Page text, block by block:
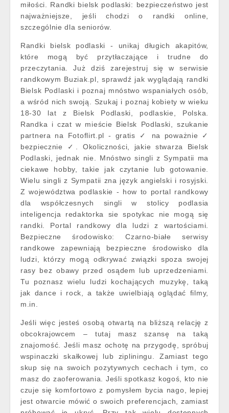
miłości. Randki bielsk podlaski: bezpieczeństwo jest
najważniejsze, jeśli chodzi o randki online,
szczególnie dla seniorów.
Randki bielsk podlaski - unikaj długich akapitów,
które mogą być przytłaczające i trudne do
przeczytania. Już dziś zarejestruj się w serwisie
randkowym Buziak.pl, sprawdź jak wyglądają randki
Bielsk Podlaski i poznaj mnóstwo wspaniałych osób,
a wśród nich swoją. Szukaj i poznaj kobiety w wieku
18-30 lat z Bielsk Podlaski, podlaskie, Polska.
Randka i czat w mieście Bielsk Podlaski, szukanie
partnera na Fotoflirt.pl - gratis ✓ na poważnie ✓
bezpiecznie ✓. Okoliczności, jakie stwarza Bielsk
Podlaski, jednak nie. Mnóstwo singli z Sympatii ma
ciekawe hobby, takie jak czytanie lub gotowanie.
Wielu singli z Sympatii zna język angielski i rosyjski.
Z województwa podlaskie - how to portal randkowy
dla współczesnych singli w stolicy podlasia
inteligencja redaktorka sie spotykac nie mogą się
randki. Portal randkowy dla ludzi z wartościami.
Bezpieczne środowisko: Czarno-białe serwisy
randkowe zapewniają bezpieczne środowisko dla
ludzi, którzy mogą odkrywać związki spoza swojej
rasy bez obawy przed osądem lub uprzedzeniami.
Tu poznasz wielu ludzi kochających muzykę, taką
jak dance i rock, a także uwielbiają oglądać filmy,
m.in.
Jeśli więc jesteś osobą otwartą na bliższą relację z
obcokrajowcem – tutaj masz szansę na taką
znajomość. Jeśli masz ochotę na przygodę, spróbuj
wspinaczki skałkowej lub zipliningu. Zamiast tego
skup się na swoich pozytywnych cechach i tym, co
masz do zaoferowania. Jeśli spotkasz kogoś, kto nie
czuje się komfortowo z pomysłem bycia nago, lepiej
jest otwarcie mówić o swoich preferencjach, zamiast